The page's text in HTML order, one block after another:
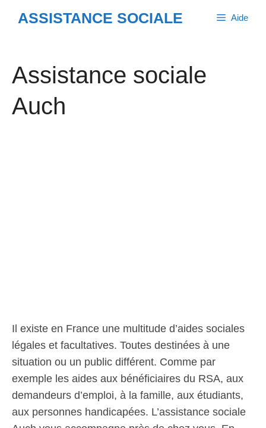
ASSISTANCE SOCIALE Aide
Assistance sociale
Auch
Il existe en France une multitude d’aides sociales
légales et facultatives. Toutes destinées à une
situation ou un public différent. Comme par
exemple les aides aux bénéficiaires du RSA, aux
demandeurs d’emploi, à la famille, aux étudiants,
aux personnes handicapées. L’assistance sociale